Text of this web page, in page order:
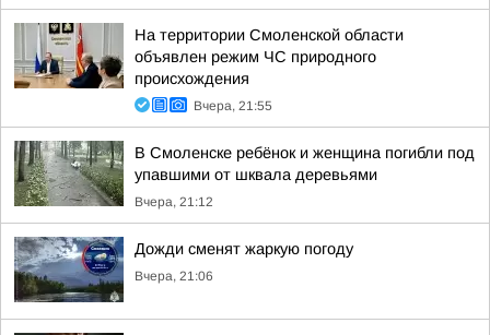
На территории Смоленской области
объявлен режим ЧС природного
происхождения
Вчера, 21:55
В Смоленске ребёнок и женщина погибли под
упавшими от шквала деревьями
Вчера, 21:12
Дожди сменят жаркую погоду
Вчера, 21:06